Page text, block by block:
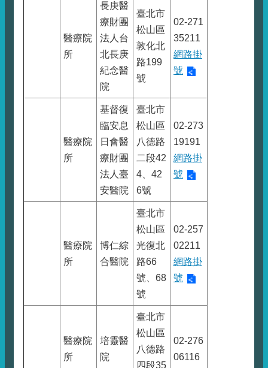
醫療院
所
長庚醫
療財團
法人台
北長庚
紀念醫
院
臺北市
松山區
敦化北
路199
號
02-271
35211
網路掛
號
醫療院
所
基督復
臨安息
日會醫
療財團
法人臺
安醫院
臺北市
松山區
八德路
二段42
4、42
6號
02-273
19191
網路掛
號
醫療院
所
博仁綜
合醫院
臺北市
松山區
光復北
路66
號、68
號
02-257
02211
網路掛
號
醫療院
所
培靈醫
院
臺北市
松山區
八德路
四段35
02-276
06116